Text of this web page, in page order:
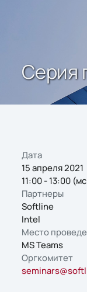
Серия
Дата
15 апреля 2021
11:00 - 13:00
Партнеры
Softline
Intel
Место
MS Teams
Оргкомитет